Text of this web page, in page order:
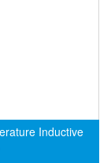
Inductive